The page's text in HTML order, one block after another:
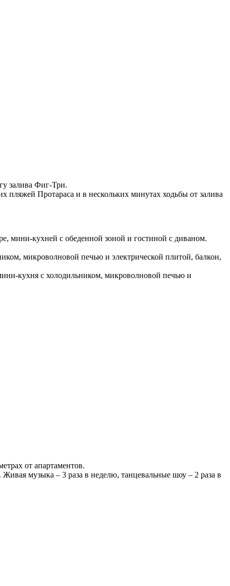
залива Фиг-Три.
пляжей Протараса и в нескольких минутах ходьбы от залива
мини-кухней с обеденной зоной и гостиной с диваном.
микроволновой печью и электрической плитой, балкон,
кухня с холодильником, микроволновой печью и
от апартаментов.
Живая музыка – 3 раза в неделю, танцевальные шоу – 2 раза в